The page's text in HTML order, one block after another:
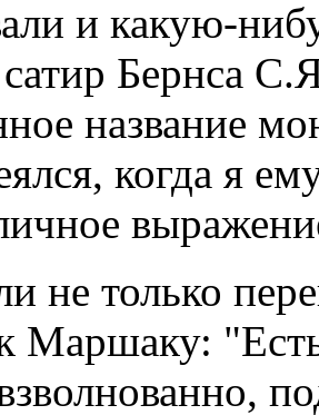
и какую-
Бернса
название
когда я
не только
Маршаку: